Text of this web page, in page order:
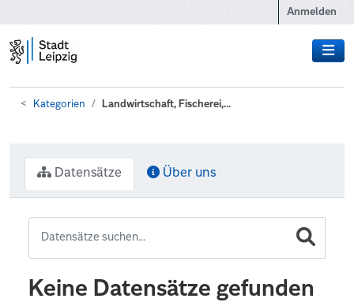
Anmelden
Kategorien Landwirtschaft, Fischerei,...
Datensätze Über uns
Keine Datensätze gefunden